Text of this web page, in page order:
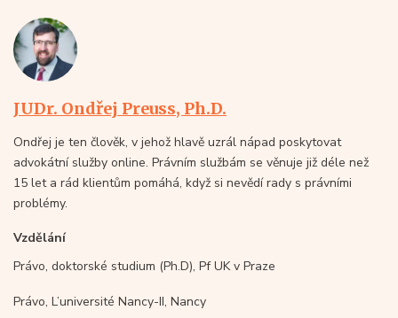
JUDr. Ondřej Preuss, Ph.D.
Ondřej je ten člověk, v jehož hlavě uzrál nápad poskytovat
advokátní služby online. Právním službám se věnuje již déle než
15 let a rád klientům pomáhá, když si nevědí rady s právními
problémy.
Vzdělání
Právo, doktorské studium (Ph.D), Pf UK v Praze
Právo, L’université Nancy-II, Nancy